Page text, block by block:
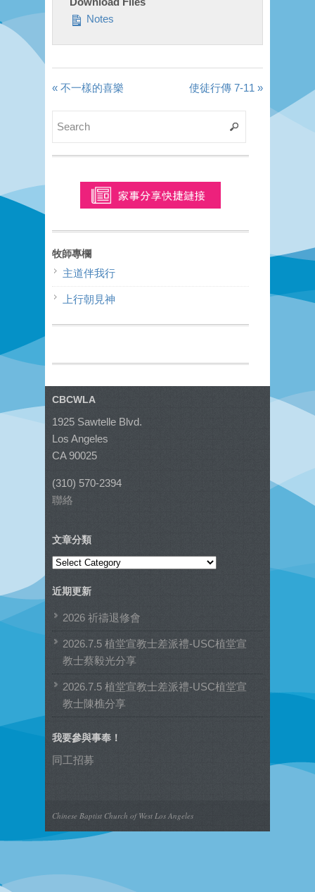
Notes
« 不一樣的喜樂 使徒行傳 7-11 »
牧師專欄
主道伴我行
上行朝見神
CBCWLA
1925 Sawtelle Blvd.
Los Angeles
CA 90025
(310) 570-2394
聯絡
文章分類
文
分
類
近期更新
2026 祈禱退修會
2026.7.5 植堂宣教士差派禮-USC植堂宣
教士蔡毅光分享
2026.7.5 植堂宣教士差派禮-USC植堂宣
教士陳樵分享
我要參與事奉！
同工招募
Chinese Baptist Church of West Los Angeles